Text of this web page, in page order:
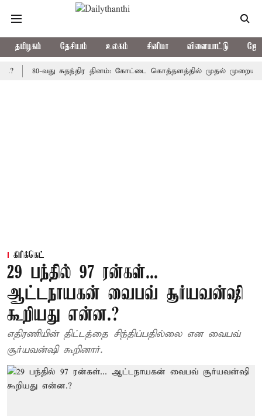
தமிழகம் தேசியம் உலகம் சினிமா விளையாட்டு
80-வது சுதந்திர தினம்: கோட்டை கொத்தளத்தில் முதல் முறையாக
கிரிக்கெட்
29 பந்தில் 97 ரன்கள்...
ஆட்டநாயகன் வைபவ் சூர்யவன்ஷி
கூறியது என்ன.?
எதிரணியின் திட்டத்தை சிந்திப்பதில்லை என வைபவ்
சூர்யவன்ஷி கூறினார்.